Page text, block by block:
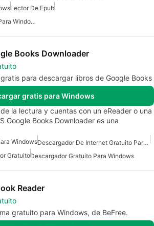
Lector De Epub
Lector De Libros Gratuito Para Windows
Books Downloader
para descargar libros de Google Books
gratis para Windows
la lectura y cuentas con un eReader o una
Google Books Downloader es una
Windows
Descargador De Internet Gratuito Para Windows
GratuitoDescargador Gratuito Para Windows
Reader
gratuito para Windows, de BeFree.